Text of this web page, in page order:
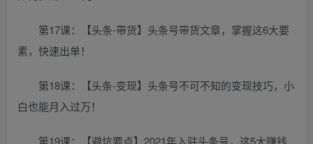
第17课：【头条-带货】头条号带货文章，掌握这6大要
素，快速出单！
第18课：【头条-变现】头条号不可不知的变现技巧，小
白也能月入过万！